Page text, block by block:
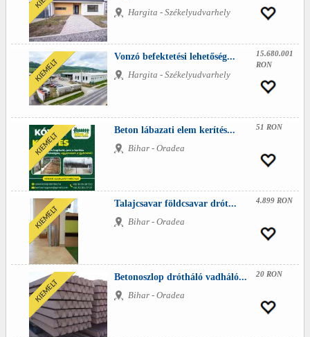
Hargita - Székelyudvarhely
Vonzó befektetési lehetőség...
Hargita - Székelyudvarhely
15.680.001
RON
Beton lábazati elem kerítés...
Bihar - Oradea
51 RON
Talajcsavar földcsavar drót...
Bihar - Oradea
4.899 RON
Betonoszlop drótháló vadháló...
Bihar - Oradea
20 RON